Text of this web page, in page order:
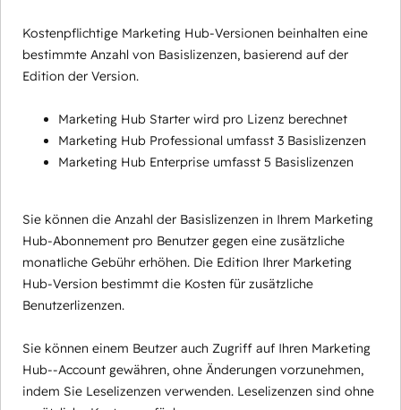
Kostenpflichtige Marketing Hub-Versionen beinhalten eine
bestimmte Anzahl von Basislizenzen, basierend auf der
Edition der Version.
Marketing Hub Starter wird pro Lizenz berechnet
Marketing Hub Professional umfasst 3 Basislizenzen
Marketing Hub Enterprise umfasst 5 Basislizenzen
Sie können die Anzahl der Basislizenzen in Ihrem Marketing
Hub-Abonnement pro Benutzer gegen eine zusätzliche
monatliche Gebühr erhöhen. Die Edition Ihrer Marketing
Hub-Version bestimmt die Kosten für zusätzliche
Benutzerlizenzen.
Sie können einem Beutzer auch Zugriff auf Ihren Marketing
Hub--Account gewähren, ohne Änderungen vorzunehmen,
indem Sie Leselizenzen verwenden. Leselizenzen sind ohne